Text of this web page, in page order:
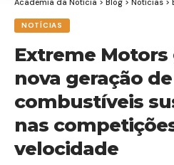
Academia da Notícia > Blog > Notícias >
NOTÍCIAS
Extreme Motors
nova geração de
combustíveis
nas
velocidade